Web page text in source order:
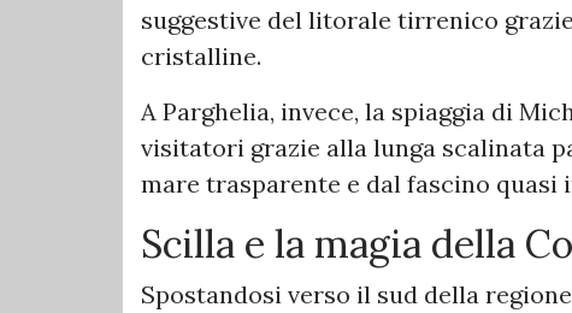
suggestive del litorale tirrenico
cristalline.
A Parghelia, invece, la spiaggia di
visitatori grazie alla lunga scalinata
mare trasparente e dal fascino quasi
Scilla e la magia della
Spostandosi verso il sud della